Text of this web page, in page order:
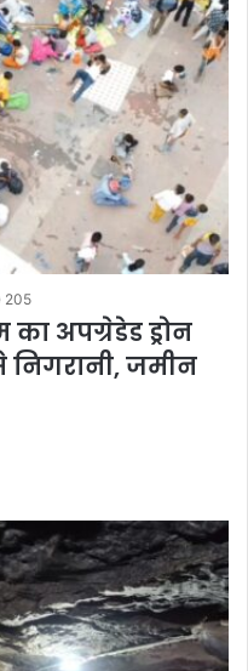
205
अपग्रेडेड ड्रोन
जमीन